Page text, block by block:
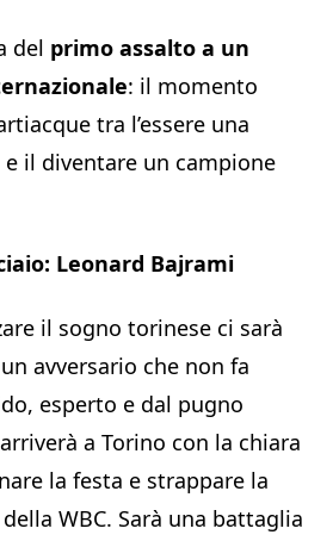
del primo assalto a un
: il momento
tra l’essere una
il diventare un campione
Leonard Bajrami
il sogno torinese ci sarà
avversario che non fa
esperto e dal pugno
a Torino con la chiara
la festa e strappare la
WBC. Sarà una battaglia